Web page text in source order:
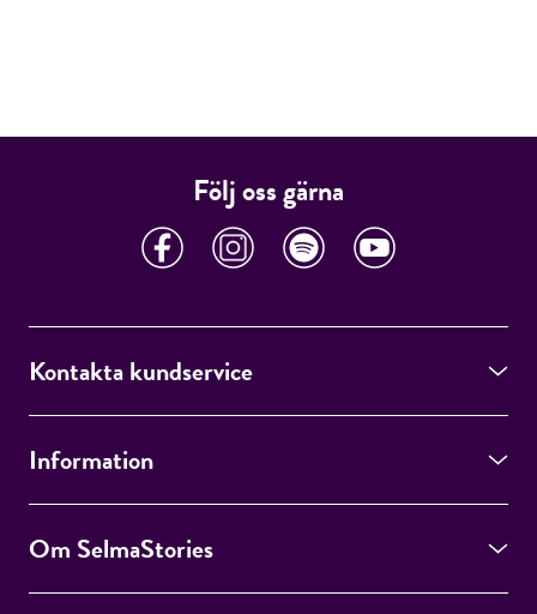
Följ oss gärna
Kontakta kundservice
Information
Om SelmaStories